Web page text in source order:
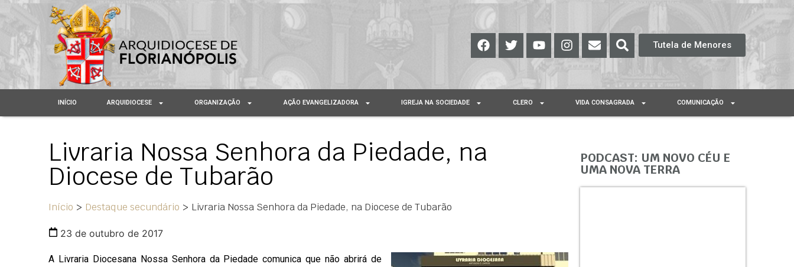
Tutela de Menores
INÍCIO ARQUIDIOCESE ORGANIZAÇÃO AÇÃO EVANGELIZADORA IGREJA NA SOCIEDADE CLERO VIDA CONSAGRADA COMUNICAÇÃO
Livraria Nossa Senhora da Piedade, na
Diocese de Tubarão
Início > Destaque secundário > Livraria Nossa Senhora da Piedade, na Diocese de Tubarão
23 de outubro de 2017
A Livraria Diocesana Nossa Senhora da Piedade comunica que não abrirá de
PODCAST: UM NOVO CÉU E
UMA NOVA TERRA